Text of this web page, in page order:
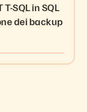
SQL in SQL
dei backup